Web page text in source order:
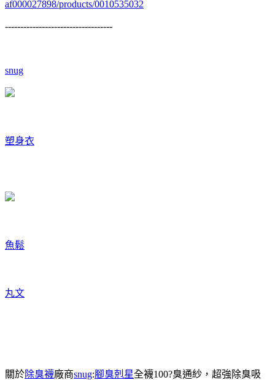
af000027898/products/0010535032
-----------------------------------
snug
塑身衣
魚鬆
丸文
關於除臭襪廠商snug:腳臭剋星全襪100?臭通紗，超強除臭吸